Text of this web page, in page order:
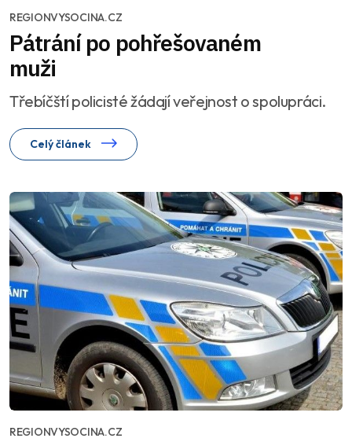
REGIONVYSOCINA.CZ
Pátrání po pohřešovaném
muži
Třebíčští policisté žádají veřejnost o spolupráci.
Celý článek
REGIONVYSOCINA.CZ